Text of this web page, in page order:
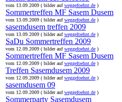
vom 13.09.2009 ( bilder aufweggefoehnt.de )
Sommertreffen MF Sasem Dusem
vom 13.09.2009 ( bilder aufweggefoehnt.de )
sasemdusem treffen 2009
vom 13.09.2009 ( bilder aufweggefoehnt.de )
SaDu Sommertreffen 2009
vom 12.09.2009 ( bilder aufweggefoehnt.de )
Sommertreffen MF Sasem Dusem
vom 12.09.2009 ( bilder aufweggefoehnt.de )
Treffen Sasemdusem 2009
vom 12.09.2009 ( bilder aufweggefoehnt.de )
sasemdusem 09
vom 12.09.2009 ( bilder aufweggefoehnt.de )
Sommerparty Sasemdusem